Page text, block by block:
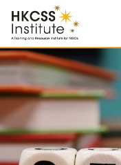
HKCSS
Institute